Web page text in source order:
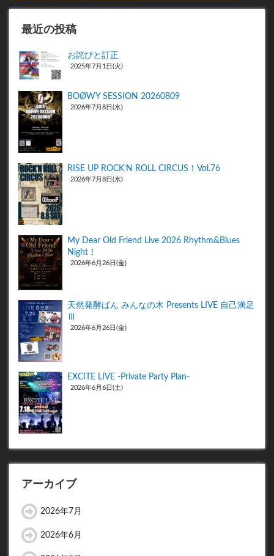
最近の投稿
お詫びと訂正
2025年7月1日(火)
BOØWY SESSION 20260809
2026年7月8日(水)
RISE UP ROCK’N ROLL CIRCUS！Vol.76
2026年7月8日(水)
My Dear Old Friend Live 2026 Rhythm&Blues
Night！
2026年6月26日(金)
天然発酵ぱん みんなの木 Presents LIVE 自己満足
2026年6月26日(金)
EXCITE LIVE -Private Party Plan-
2026年6月6日(土)
アーカイブ
2026年7月
2026年6月